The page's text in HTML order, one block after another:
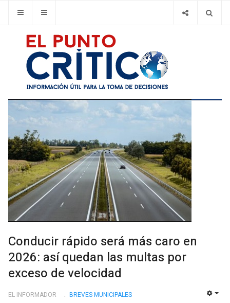
Conducir rápido será más caro en
2026: así quedan las multas por
exceso de velocidad
EL INFORMADOR
BREVES MUNICIPALES